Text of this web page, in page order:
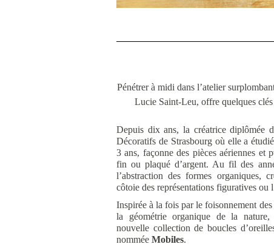
Pénétrer à midi dans l’atelier
Lucie Saint-Leu, offre quelques
Depuis dix ans, la créatrice diplômée
Décoratifs de Strasbourg où elle a
3 ans, façonne des pièces aériennes et
fin ou plaqué d’argent. Au fil des
l’abstraction des formes organiques,
côtoie des représentations figuratives ou
Inspirée à la fois par le foisonnement
la géométrie organique de la
nouvelle collection de boucles
nommée Mobiles.